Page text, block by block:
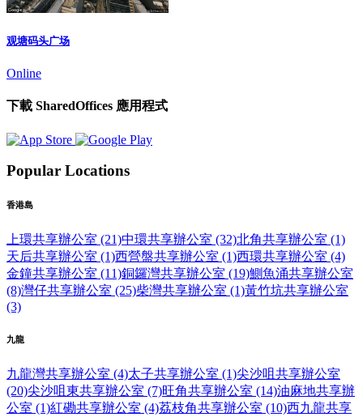
观塘码头广场
Online
下載 SharedOffices 應用程式
Popular Locations
香港島
上環共享辦公室 (21)中環共享辦公室 (32)北角共享辦公室 (1)
天后共享辦公室 (1)西營盤共享辦公室 (1)西環共享辦公室 (4)
金鐘共享辦公室 (11)銅鑼灣共享辦公室 (19)鰂魚涌共享辦公室
(8)灣仔共享辦公室 (25)柴灣共享辦公室 (1)黃竹坑共享辦公室
(3)
九龍
九龍灣共享辦公室 (4)太子共享辦公室 (1)尖沙咀共享辦公室
(20)尖沙咀東共享辦公室 (7)旺角共享辦公室 (14)油麻地共享辦
公室 (1)紅磡共享辦公室 (4)荔枝角共享辦公室 (10)西九龍共享